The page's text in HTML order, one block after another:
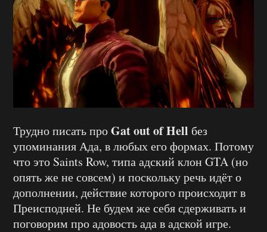
Трудно писать проGat out of Hell без
упоминания Ада, в любых его формах. Потому
что это Saints Row, типа адский клон GTA (но
опять же не совсем) и поскольку речь идёт о
дополнении, действие которого происходит в
Преисподней. Не будем же себя сдерживать и
поговорим про адовость ада в адской игре.